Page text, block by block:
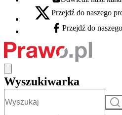
Youtube - otwiera się w
X - otwiera się w nowej karcie
Przejdź do naszego
Facebook - otwiera się w
Przejdź do
Wyszukiwarka